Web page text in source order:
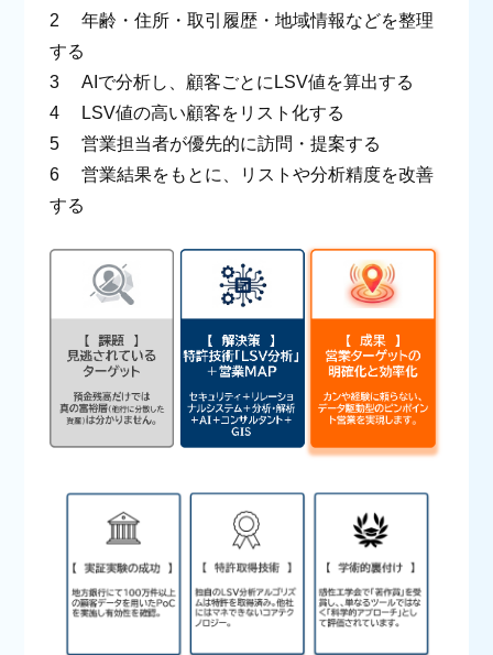
2 年齢・住所・取引履歴・地域情報などを整理
する
3 AIで分析し、顧客ごとにLSV値を算出する
4 LSV値の高い顧客をリスト化する
5 営業担当者が優先的に訪問・提案する
6 営業結果をもとに、リストや分析精度を改善
する